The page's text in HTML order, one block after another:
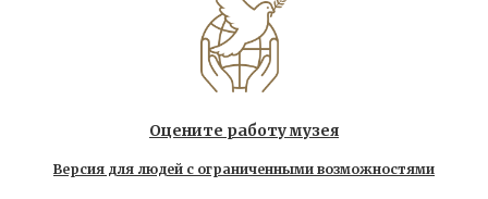
Оцените работу музея
Версия для людей с ограниченными возможностями